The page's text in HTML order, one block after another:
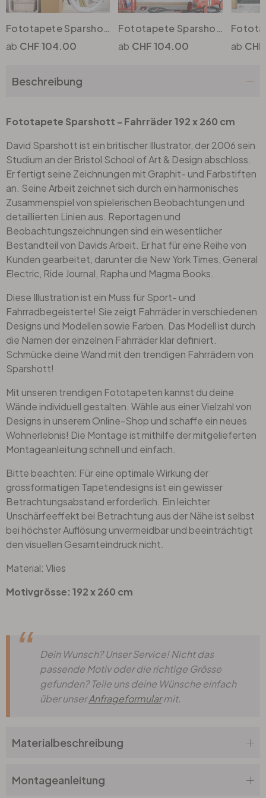
Büro
Fototapete Sparshott - Aufbau eines Fahrrads
CHF 104.00
Fototapete Sparshott - Rennautos - 192x260cm
CHF 104.00
Beschreibung
Fototapete Sparshott - Fahrräder 192 x 260 cm
David Sparshott ist ein britischer Illustrator, der 2006 sein
Studium an der Bristol School of Art & Design abschloss.
Er fertigt seine Zeichnungen mit Graphit- und Farbstiften
an. Seine Arbeit zeichnet sich durch ein harmonisches
Zusammenspiel von spielerischen Beobachtungen und
detaillierten Linien aus. Reportagen und
Beobachtungszeichnungen sind ein wesentlicher
Bestandteil von Davids Arbeit. Er hat für eine Reihe von
Kunden gearbeitet, darunter die New York Times, General
Electric, Ride Journal, Rapha und Magma Books.
Diese Illustration ist ein Muss für Sport- und
Fahrradbegeisterte! Sie zeigt Fahrräder in verschiedenen
Designs und Modellen sowie Farben. Das Modell ist durch
die Namen der einzelnen Fahrräder klar definiert.
Schmücke deine Wand mit den trendigen Fahrrädern von
Sparshott!
Mit unseren trendigen Fototapeten kannst du deine
Wände individuell gestalten. Wähle aus einer Vielzahl von
Designs in unserem Online-Shop und schaffe ein neues
Wohnerlebnis! Die Montage ist mithilfe der mitgelieferten
Montageanleitung schnell und einfach.
Bitte beachten: Für eine optimale Wirkung der
grossformatigen Tapetendesigns ist ein gewisser
Betrachtungsabstand erforderlich. Ein leichter
Unschärfeeffekt bei Betrachtung aus der Nähe ist selbst
bei höchster Auflösung unvermeidbar und beeinträchtigt
den visuellen Gesamteindruck nicht.
Material: Vlies
Motivgrösse: 192 x 260 cm
Dein Wunsch? Unser Service! Nicht das
passende Motiv oder die richtige Grösse
gefunden? Teile uns deine Wünsche einfach
über unserAnfrageformularmit.
Materialbeschreibung
Montageanleitung